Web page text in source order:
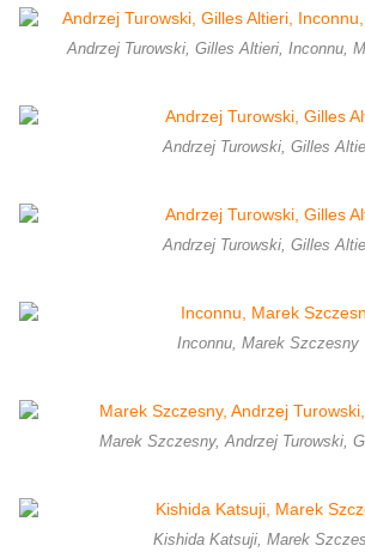
Andrzej Turowski, Gilles Altieri, Inconnu,
Andrzej Turowski, Gilles
Andrzej Turowski, Gilles
Inconnu, Marek Szczesny
Marek Szczesny, Andrzej Turowski,
Kishida Katsuji, Marek